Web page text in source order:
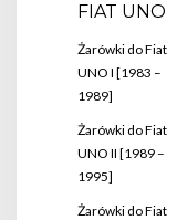
FIAT UNO
Żarówki do Fiat
UNO I [1983 –
1989]
Żarówki do Fiat
UNO II [1989 –
1995]
Żarówki do Fiat